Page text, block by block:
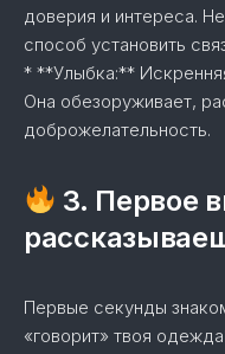
доверия и интереса.
способ установить
* **Улыбка:**
Она обезоруживает,
доброжелательность.
3. Первое
Первые секунды
«говорит» твоя